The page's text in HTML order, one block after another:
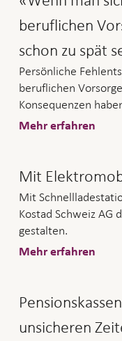
beruflichen
schon zu spät
Persönliche
beruflichen
Konsequenzen
Mehr erfahren
Mit
Mit
Kostad Schweiz AG
gestalten.
Mehr erfahren
unsicheren